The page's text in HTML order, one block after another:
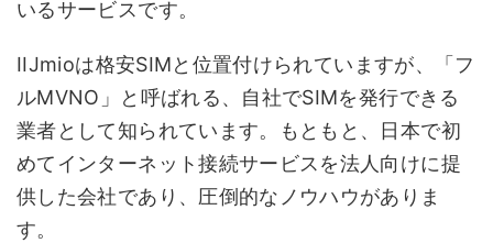
いるサービスです。
IIJmioは格安SIMと位置付けられていますが、「フ
ルMVNO」と呼ばれる、自社でSIMを発行できる
業者として知られています。もともと、日本で初
めてインターネット接続サービスを法人向けに提
供した会社であり、圧倒的なノウハウがありま
す。